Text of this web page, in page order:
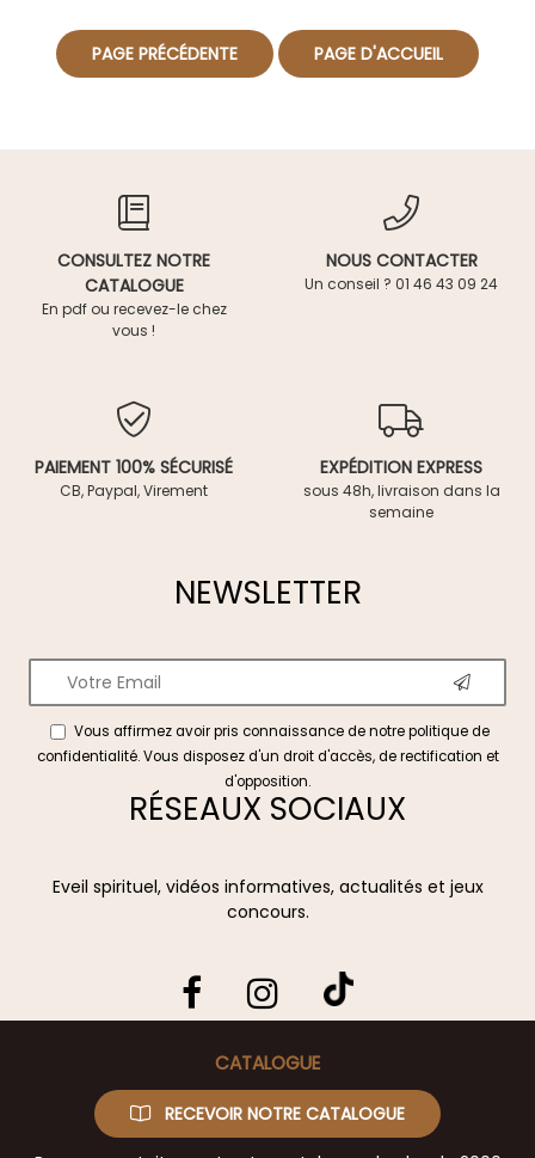
CONSULTEZ NOTRE
CATALOGUE
En pdf ou recevez-le chez
vous !
NOUS CONTACTER
Un conseil ? 01 46 43 09 24
PAIEMENT 100% SÉCURISÉ
CB, Paypal, Virement
EXPÉDITION EXPRESS
sous 48h, livraison dans la
semaine
NEWSLETTER
Vous affirmez avoir pris connaissance de notrepolitique de
confidentialité. Vous disposez d'un droit d'accès, de rectification et
d'opposition.
RÉSEAUX SOCIAUX
Eveil spirituel, vidéos informatives, actualités et jeux
concours.
CATALOGUE
RECEVOIR NOTRE CATALOGUE